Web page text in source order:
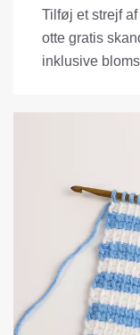
Tilføj et strejf
otte gratis
inklusive